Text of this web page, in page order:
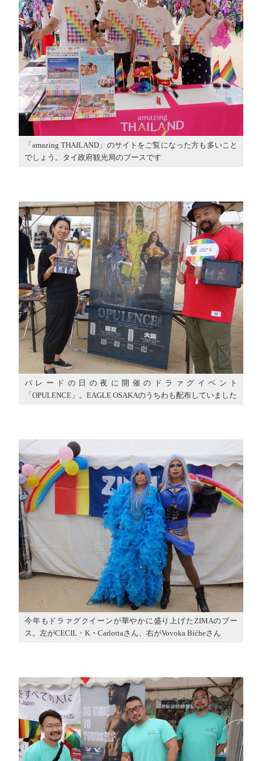
「amazing THAILAND」のサイトをご覧になった方も多いこと
でしょう。タイ政府観光局のブースです
パレードの日の夜に開催のドラァグイベント
「OPULENCE」。EAGLE OSAKAのうちわも配布していました
今年もドラァグクイーンが華やかに盛り上げたZIMAのブー
ス。左がCECIL・K・Carlottaさん、右がVovoka Bićheさん